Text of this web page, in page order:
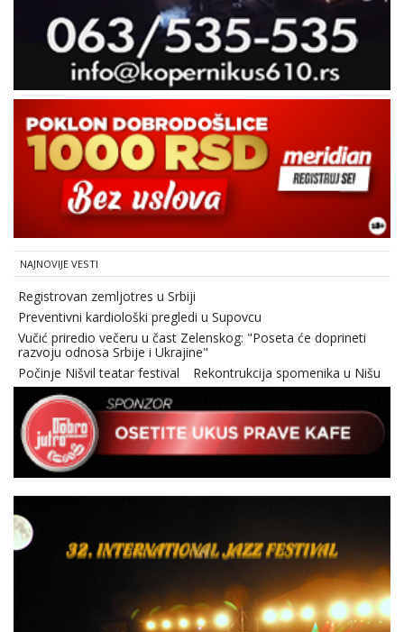
NAJNOVIJE VESTI
Registrovan zemljotres u Srbiji
Preventivni kardiološki pregledi u Supovcu
Vučić priredio večeru u čast Zelenskog: "Poseta će doprineti
razvoju odnosa Srbije i Ukrajine"
Počinje Nišvil teatar festival
Rekontrukcija spomenika u Nišu